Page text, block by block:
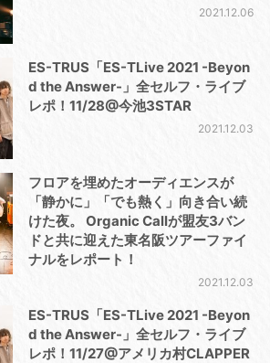
2021.12.06
ES-TRUS「ES-TLive 2021 -Beyon
d the Answer-」全セルフ・ライブ
レポ！11/28@今池3STAR
2021.12.03
フロアを埋めたオーディエンスが
「静かに」「でも熱く」向き合い続
けた夜。 Organic Callが盟友3バン
ドと共に迎えた東名阪ツアーファイ
ナルをレポート！
2021.12.03
ES-TRUS「ES-TLive 2021 -Beyon
d the Answer-」全セルフ・ライブ
レポ！11/27@アメリカ村CLAPPER